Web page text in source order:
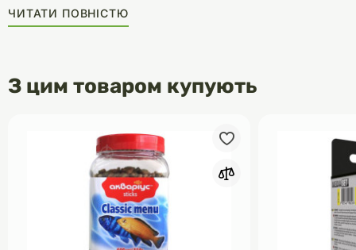
ЧИТАТИ ПОВНІСТЮ
З цим товаром купують